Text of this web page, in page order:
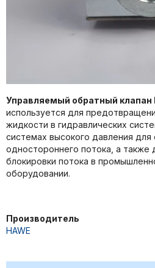
Управляемый обратный клапан
используется для
жидкости в гидравлических
системах высокого давления для
одностороннего потока, а также
блокировки потока в
оборудовании.
Производитель
HAWE